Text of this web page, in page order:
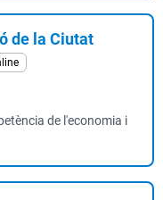
de la Ciutat
de l'economia i